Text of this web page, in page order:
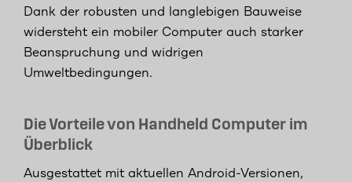
Dank der robusten und langlebigen Bauweise
widersteht ein mobiler Computer auch starker
Beanspruchung und widrigen
Umweltbedingungen.
Die Vorteile von Handheld Computer im
Überblick
Ausgestattet mit aktuellen Android-Versionen,